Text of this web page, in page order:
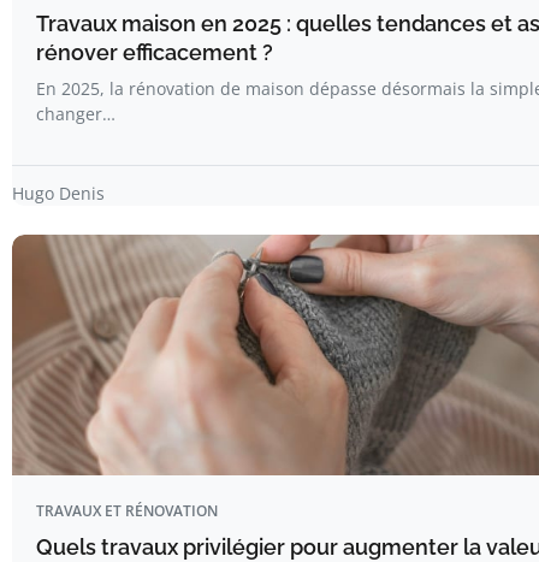
Travaux maison en 2025 : quelles tendances et
rénover efficacement ?
En 2025, la rénovation de maison dépasse désormais la
changer…
Hugo Denis
TRAVAUX ET RÉNOVATION
Quels travaux privilégier pour augmenter la